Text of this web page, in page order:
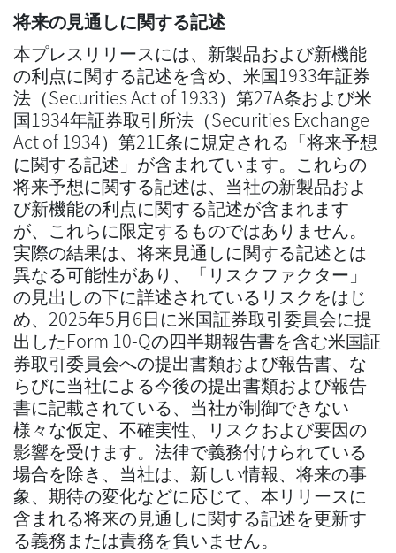
将来の見通しに関する記述
本プレスリリースには、新製品および新機能
の利点に関する記述を含め、米国1933年証券
法（Securities Act of 1933）第27A条および米
国1934年証券取引所法（Securities Exchange
Act of 1934）第21E条に規定される「将来予想
に関する記述」が含まれています。これらの
将来予想に関する記述は、当社の新製品およ
び新機能の利点に関する記述が含まれます
が、これらに限定するものではありません。
実際の結果は、将来見通しに関する記述とは
異なる可能性があり、「リスクファクター」
の見出しの下に詳述されているリスクをはじ
め、2025年5月6日に米国証券取引委員会に提
出したForm 10-Qの四半期報告書を含む米国証
券取引委員会への提出書類および報告書、な
らびに当社による今後の提出書類および報告
書に記載されている、当社が制御できない
様々な仮定、不確実性、リスクおよび要因の
影響を受けます。法律で義務付けられている
場合を除き、当社は、新しい情報、将来の事
象、期待の変化などに応じて、本リリースに
含まれる将来の見通しに関する記述を更新す
る義務または責務を負いません。